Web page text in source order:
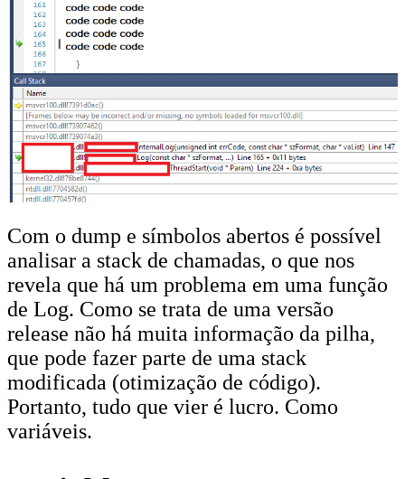
Com o dump e símbolos abertos é possível
analisar a stack de chamadas, o que nos
revela que há um problema em uma função
de Log. Como se trata de uma versão
release não há muita informação da pilha,
que pode fazer parte de uma stack
modificada (otimização de código).
Portanto, tudo que vier é lucro. Como
variáveis.